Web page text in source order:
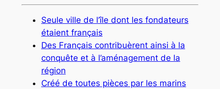
Seule ville de l’île dont les fondateurs
étaient français
Des Français contribuèrent ainsi à la
conquête et à l’aménagement de la
région
Créé de toutes pièces par les marins